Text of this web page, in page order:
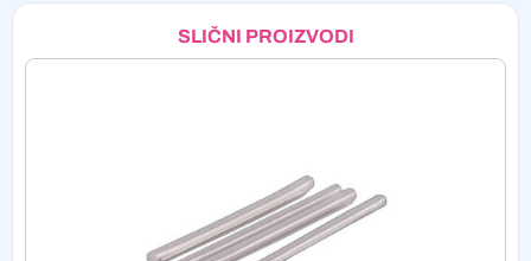
SLIČNI PROIZVODI